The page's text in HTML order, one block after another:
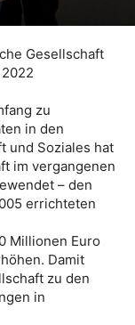
Gesellschaft
zu
in den
und Soziales hat
im vergangenen
– den
errichteten
Millionen Euro
Damit
zu den
in